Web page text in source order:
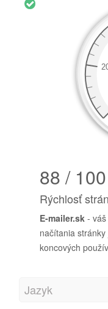
88 / 100
Rýchlosť
E-mailer.sk -
načítania
koncových
Jazyk